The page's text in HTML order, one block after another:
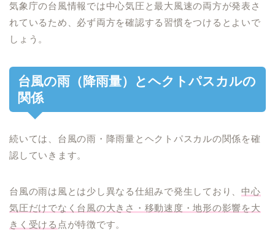
気象庁の台風情報では中心気圧と最大風速の両方が発表さ
れているため、必ず両方を確認する習慣をつけるとよいで
しょう。
台風の雨（降雨量）とヘクトパスカルの
関係
続いては、台風の雨・降雨量とヘクトパスカルの関係を確
認していきます。
台風の雨は風とは少し異なる仕組みで発生しており、中心
気圧だけでなく台風の大きさ・移動速度・地形の影響を大
きく受ける 点が特徴です。